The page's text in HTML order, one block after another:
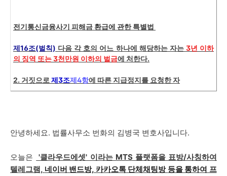
전기통신금융사기 피해금 환급에 관한 특별법
제16조(벌칙) 다음 각 호의 어느 하나에 해당하는 자는 3년 이하
의 징역 또는 3천만원 이하의 벌금에 처한다.
2. 거짓으로 제3조제4항에 따른 지급정지를 요청한 자
안녕하세요. 법률사무소 번화의 김병국 변호사입니다.
오늘은 '클라우드에셋' 이라는 MTS 플랫폼을 표방/사칭하여
텔레그램, 네이버 밴드방, 카카오톡 단체채팅방 등을 통하여 프